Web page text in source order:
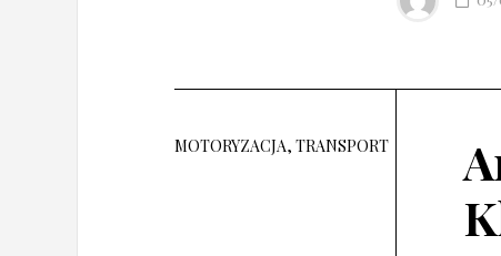
MOTORYZACJA, TRANSPORT